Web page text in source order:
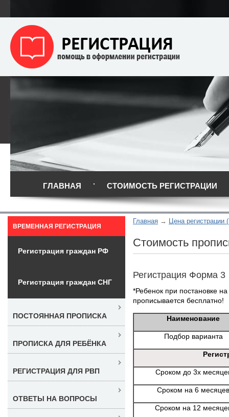
ГЛАВНАЯ СТОИМОСТЬ РЕГИСТРАЦИИ
Главная Цена регистрации
Стоимость
Регистрация Форма 3
*Ребенок при постановке
прописывается бесплатно!
Наименование
Подбор варианта
Сроком до 3х
Сроком на 6 месяцев
Сроком на 12
ВРЕМЕННАЯ РЕГИСТРАЦИЯ
Регистрация граждан РФ
Регистрация граждан СНГ
ПОСТОЯННАЯ ПРОПИСКА
ПРОПИСКА ДЛЯ РЕБЁНКА
РЕГИСТРАЦИЯ ДЛЯ РВП
ОТВЕТЫ НА ВОПРОСЫ